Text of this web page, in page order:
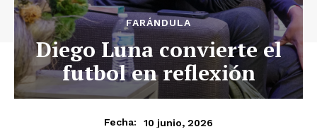
FARÁNDULA
Diego Luna convierte el
futbol en reflexión
Fecha: 10 junio, 2026